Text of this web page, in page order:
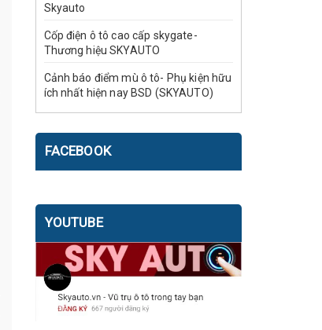
Skyauto
Cốp điện ô tô cao cấp skygate-
Thương hiệu SKYAUTO
Cảnh báo điểm mù ô tô- Phụ kiện hữu
ích nhất hiện nay BSD (SKYAUTO)
FACEBOOK
YOUTUBE